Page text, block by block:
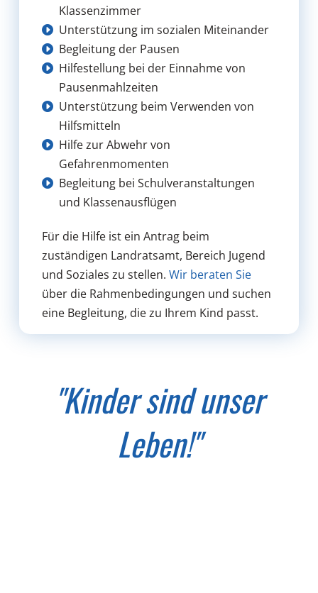
Klassenzimmer
Unterstützung im sozialen Miteinander
Begleitung der Pausen
Hilfestellung bei der Einnahme von
Pausenmahlzeiten
Unterstützung beim Verwenden von
Hilfsmitteln
Hilfe zur Abwehr von
Gefahrenmomenten
Begleitung bei Schulveranstaltungen
und Klassenausflügen
Für die Hilfe ist ein Antrag beim
zuständigen Landratsamt, Bereich Jugend
und Soziales zu stellen. Wir beraten Sie
über die Rahmenbedingungen und suchen
eine Begleitung, die zu Ihrem Kind passt.
"Kinder sind unser
Leben!"